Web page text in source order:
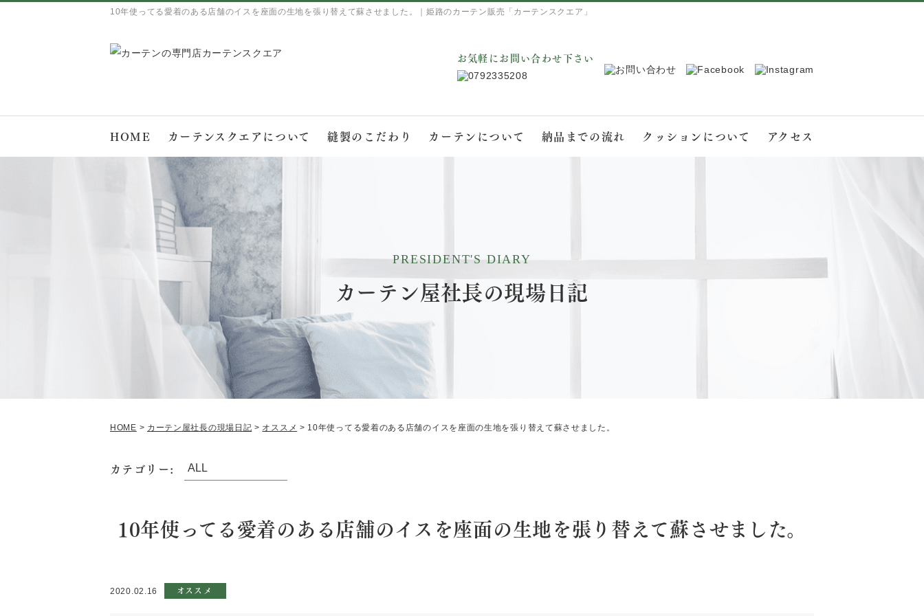
10年使ってる愛着のある店舗のイスを座面の生地を張り替えて蘇させました。｜姫路のカーテン販売「カーテンスクエア」
お気軽にお問い合わせ下さい
HOME カーテンスクエアについて 縫製のこだわり カーテンについて 納品までの流れ クッションについて アクセス
PRESIDENT'S DIARY
カーテン屋社長の現場日記
HOME > カーテン屋社長の現場日記 > オススメ > 10年使ってる愛着のある店舗のイスを座面の生地を張り替えて蘇させました。
カテゴリー:
10年使ってる愛着のある店舗のイスを座面の生地を張り替えて蘇させました。
2020.02.16 オススメ